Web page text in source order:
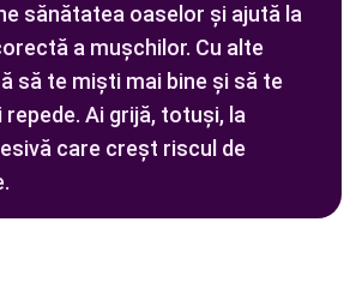
sănătatea oaselor și ajută la
a mușchilor. Cu alte
să te miști mai bine și să te
Ai grijă, totuși, la
care creșt riscul de